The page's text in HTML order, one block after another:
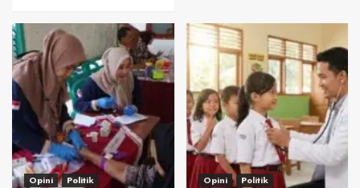
Opini Politik Opini Politik